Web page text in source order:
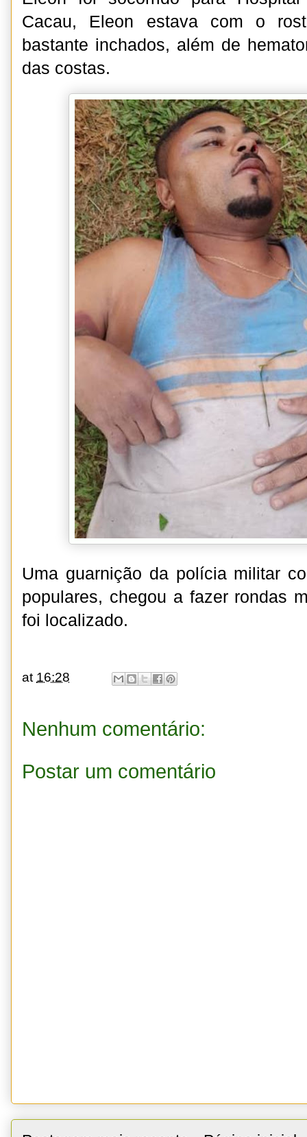
Cacau, Eleon estava com o
bastante inchados, além de
das costas.
Uma guarnição da polícia militar
populares, chegou a fazer rondas
foi localizado.
at 16:28
Nenhum comentário:
Postar um comentário